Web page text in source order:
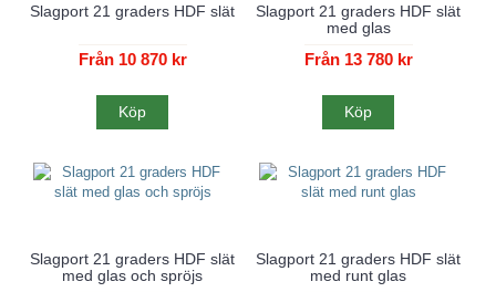
Slagport 21 graders HDF slät
Från 10 870 kr
Köp
Slagport 21 graders HDF slät
med glas
Från 13 780 kr
Köp
Slagport 21 graders HDF slät
med glas och spröjs
Slagport 21 graders HDF slät
med runt glas